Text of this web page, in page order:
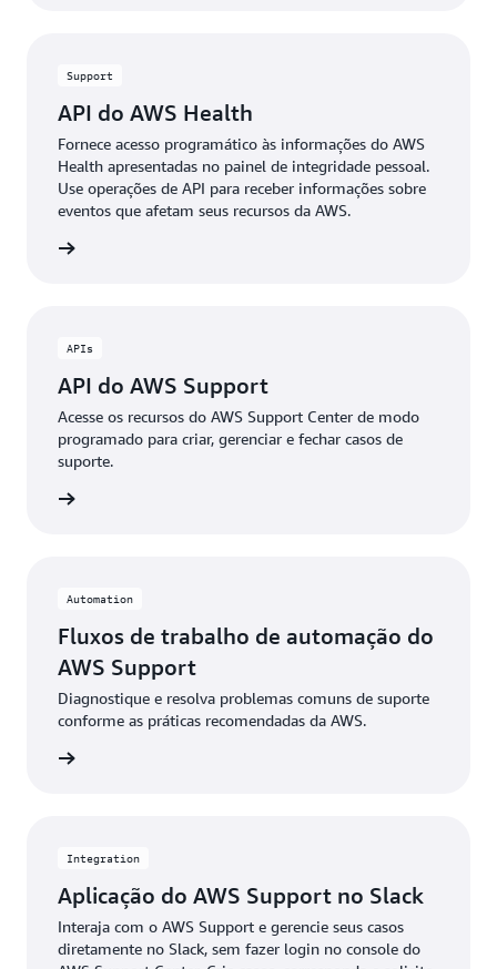
Support
API do AWS Health
Fornece acesso programático às informações do AWS
Health apresentadas no painel de integridade pessoal.
Use operações de API para receber informações sobre
eventos que afetam seus recursos da AWS.
APIs
API do AWS Support
Acesse os recursos do AWS Support Center de modo
programado para criar, gerenciar e fechar casos de
suporte.
Automation
Fluxos de trabalho de automação do
AWS Support
Diagnostique e resolva problemas comuns de suporte
conforme as práticas recomendadas da AWS.
Integration
Aplicação do AWS Support no Slack
Interaja com o AWS Support e gerencie seus casos
diretamente no Slack, sem fazer login no console do